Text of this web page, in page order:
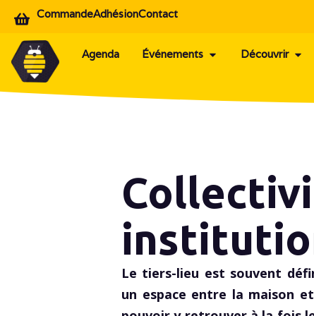
CommandeAdhésionContact
Agenda Événements Découvrir
Le tiers-lieu est souvent
un espace entre la maison